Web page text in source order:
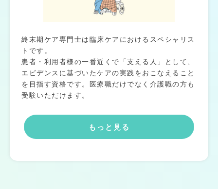
終末期ケア専門士は臨床ケアにおけるスペシャリス
トです。
患者・利用者様の一番近くで「支える人」として、
エビデンスに基づいたケアの実践をおこなえること
を目指す資格です。医療職だけでなく介護職の方も
受験いただけます。
もっと見る